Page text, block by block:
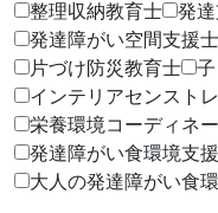
整理収納教育士 発
発達障がい空間支援士
片づけ防災教育士
インテリアセンスト
栄養環境コーディネ
発達障がい食環境支
大人の発達障がい食